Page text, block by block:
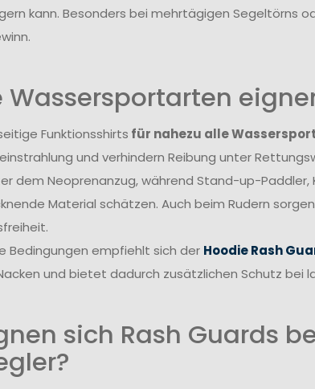
kann. Besonders bei mehrtägigen Segeltörns
Wassersportarten
Funktionsshirts für nahezu alle
und verhindern Reibung unter
dem Neoprenanzug, während Stand-up-Paddler,
Material schätzen. Auch beim Rudern
Bedingungen empfiehlt sich der Hoodie Rash
und bietet dadurch zusätzlichen Schutz bei
sich Rash Guards